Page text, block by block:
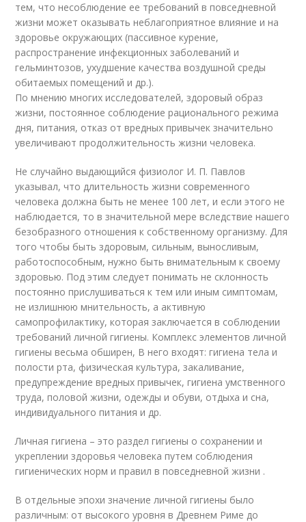
тем, что несоблюдение ее требований в повседневной
жизни может оказывать неблагоприятное влияние и на
здоровье окружающих (пассивное курение,
распространение инфекционных заболеваний и
гельминтозов, ухудшение качества воздушной среды
обитаемых помещений и др.).
По мнению многих исследователей, здоровый образ
жизни, постоянное соблюдение рационального режима
дня, питания, отказ от вредных привычек значительно
увеличивают продолжительность жизни человека.
Не случайно выдающийся физиолог И. П. Павлов
указывал, что длительность жизни современного
человека должна быть не менее 100 лет, и если этого не
наблюдается, то в значительной мере вследствие нашего
безобразного отношения к собственному организму. Для
того чтобы быть здоровым, сильным, выносливым,
работоспособным, нужно быть внимательным к своему
здоровью. Под этим следует понимать не склонность
постоянно прислушиваться к тем или иным симптомам,
не излишнюю мнительность, а активную
самопрофилактику, которая заключается в соблюдении
требований личной гигиены. Комплекс элементов личной
гигиены весьма обширен, В него входят: гигиена тела и
полости рта, физическая культура, закаливание,
предупреждение вредных привычек, гигиена умственного
труда, половой жизни, одежды и обуви, отдыха и сна,
индивидуального питания и др.
Личная гигиена – это раздел гигиены о сохранении и
укреплении здоровья человека путем соблюдения
гигиенических норм и правил в повседневной жизни .
В отдельные эпохи значение личной гигиены было
различным: от высокого уровня в Древнем Риме до